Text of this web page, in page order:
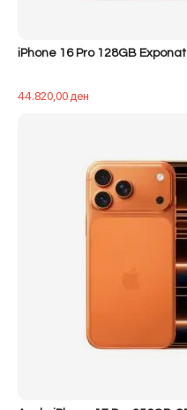
iPhone 16 Pro 128GB Exponat
44.820,00ден